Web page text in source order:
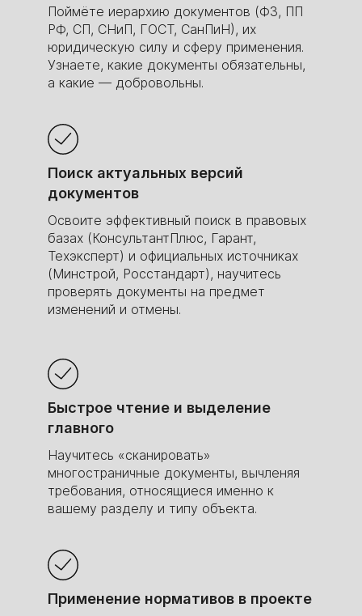
2 мес. 6 мес. 10 мес. 14 мес.
За первый месяц вы заработаете столько
же, сколько стоит курс
Зарплаты специалистов
по данным SuperJob
Поймёте иерархию документов (ФЗ, ПП
РФ, СП, СНиП, ГОСТ, СанПиН), их
юридическую силу и сферу применения.
Узнаете, какие документы обязательны,
а какие — добровольны.
Поиск актуальных версий
документов
Освоите эффективный поиск в правовых
базах (КонсультантПлюс, Гарант,
Техэксперт) и официальных источниках
(Минстрой, Росстандарт), научитесь
проверять документы на предмет
изменений и отмены.
Быстрое чтение и выделение
главного
Научитесь «сканировать»
многостраничные документы, вычленяя
требования, относящиеся именно к
вашему разделу и типу объекта.
Применение нормативов в проекте